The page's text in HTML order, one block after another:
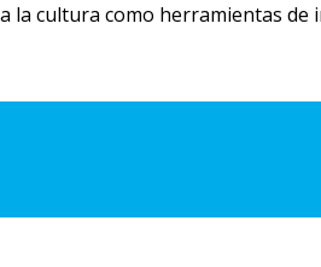
la cultura como herramientas